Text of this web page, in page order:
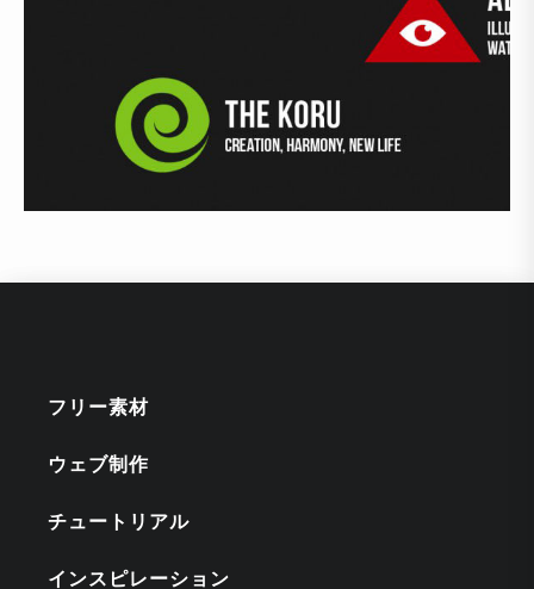
フリー素材
ウェブ制作
チュートリアル
インスピレーション